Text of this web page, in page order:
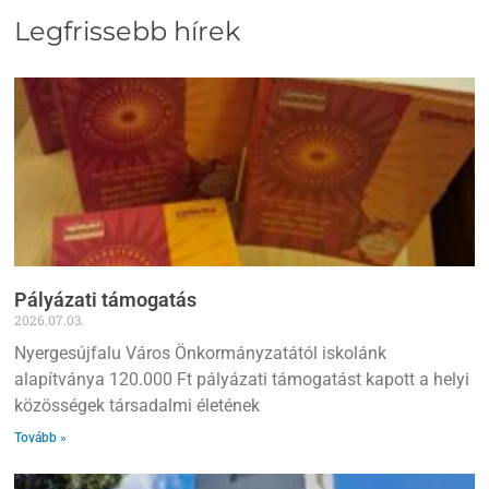
Legfrissebb hírek
Pályázati támogatás
2026.07.03.
Nyergesújfalu Város Önkormányzatától iskolánk
alapítványa 120.000 Ft pályázati támogatást kapott a helyi
közösségek társadalmi életének
Tovább »